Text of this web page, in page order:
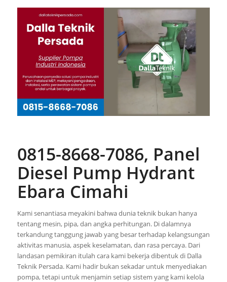
0815-8668-7086, Panel
Diesel Pump Hydrant
Ebara Cimahi
Kami senantiasa meyakini bahwa dunia teknik bukan hanya
tentang mesin, pipa, dan angka perhitungan. Di dalamnya
terkandung tanggung jawab yang besar terhadap kelangsungan
aktivitas manusia, aspek keselamatan, dan rasa percaya. Dari
landasan pemikiran itulah cara kami bekerja dibentuk di Dalla
Teknik Persada. Kami hadir bukan sekadar untuk menyediakan
pompa, tetapi untuk menjamin setiap sistem yang kami kelola